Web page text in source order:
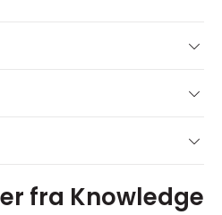
fra Knowledge